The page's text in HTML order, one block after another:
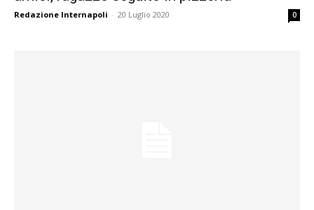
Redazione Internapoli - 20 Luglio 2020 0